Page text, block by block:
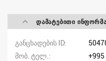
ᲓᲐᲛᲐᲢᲔᲑᲘᲗᲘ
განცხადების ID
მობ. ტელ.
+995